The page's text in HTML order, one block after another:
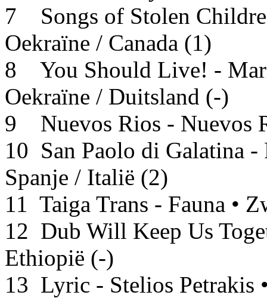
7 Songs of Stolen
Oekraïne / Canada (1)
8 You Should Live! -
Oekraïne / Duitsland (-)
9 Nuevos Rios - Nuevos
10 San Paolo di Galatina
Spanje / Italië (2)
11 Taiga Trans - Fauna •
12 Dub Will Keep Us
Ethiopië (-)
13 Lyric - Stelios Petrakis